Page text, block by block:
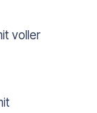
voller